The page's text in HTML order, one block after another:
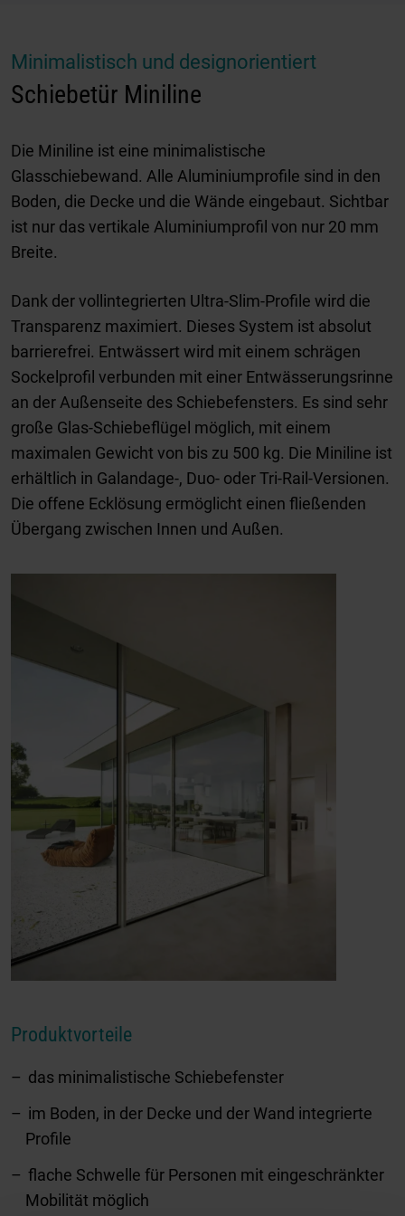
Minimalistisch und designorientiert
Schiebetür Miniline
Die Miniline ist eine minimalistische
Glasschiebewand. Alle Aluminiumprofile sind in den
Boden, die Decke und die Wände eingebaut. Sichtbar
ist nur das vertikale Aluminiumprofil von nur 20 mm
Breite.
Dank der vollintegrierten Ultra-Slim-Profile wird die
Transparenz maximiert. Dieses System ist absolut
barrierefrei. Entwässert wird mit einem schrägen
Sockelprofil verbunden mit einer Entwässerungsrinne
an der Außenseite des Schiebefensters. Es sind sehr
große Glas-Schiebeflügel möglich, mit einem
maximalen Gewicht von bis zu 500 kg. Die Miniline ist
erhältlich in Galandage-, Duo- oder Tri-Rail-Versionen.
Die offene Ecklösung ermöglicht einen fließenden
Übergang zwischen Innen und Außen.
Produktvorteile
das minimalistische Schiebefenster
im Boden, in der Decke und der Wand integrierte
Profile
flache Schwelle für Personen mit eingeschränkter
Mobilität möglich